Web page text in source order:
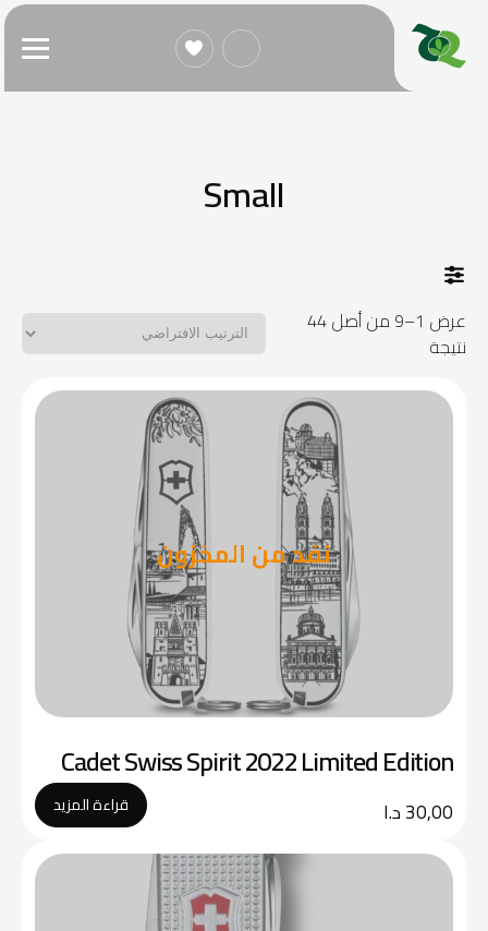
Small
عرض 1–9 من أصل 44
نتيجة
نفد من المخزون
Cadet Swiss Spirit 2022 Limited Edition
30,00د.ا قراءة المزيد